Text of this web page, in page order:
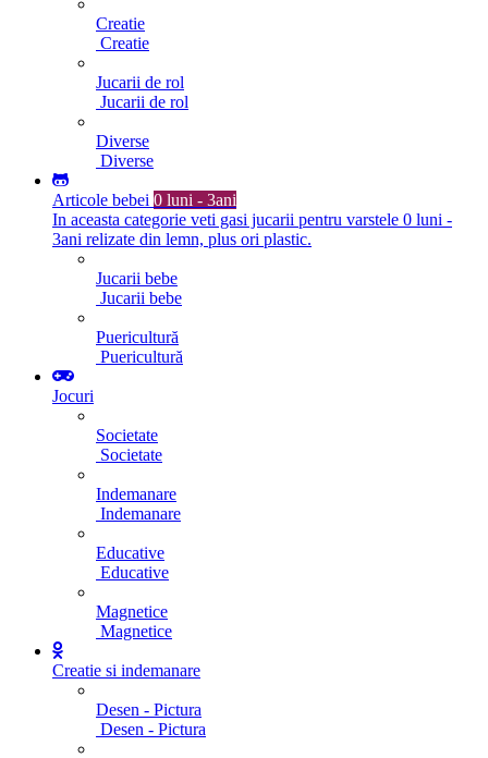
Creatie
Creatie
Jucarii de rol
Jucarii de rol
Diverse
Diverse
Articole bebei 0 luni - 3ani
In aceasta categorie veti gasi jucarii pentru varstele 0 luni -
3ani relizate din lemn, plus ori plastic.
Jucarii bebe
Jucarii bebe
Puericultură
Puericultură
Jocuri
Societate
Societate
Indemanare
Indemanare
Educative
Educative
Magnetice
Magnetice
Creatie si indemanare
Desen - Pictura
Desen - Pictura